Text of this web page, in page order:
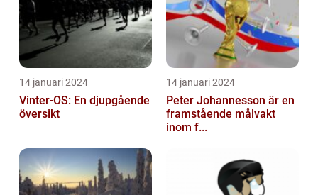
14 januari 2024
Vinter-OS: En djupgående
översikt
14 januari 2024
Peter Johannesson är en
framstående målvakt
inom f...